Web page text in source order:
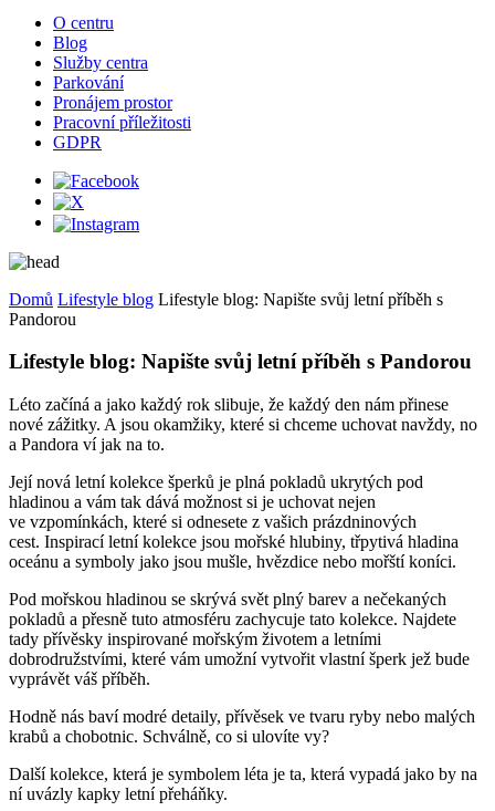
O centru
Blog
Služby centra
Parkování
Pronájem prostor
Pracovní příležitosti
GDPR
Domů Lifestyle blog Lifestyle blog: Napište svůj letní příběh s
Pandorou
Lifestyle blog: Napište svůj letní příběh s Pandorou
Léto začíná a jako každý rok slibuje, že každý den nám přinese
nové zážitky. A jsou okamžiky, které si chceme uchovat navždy, no
a Pandora ví jak na to.
Její nová letní kolekce šperků je plná pokladů ukrytých pod
hladinou a vám tak dává možnost si je uchovat nejen
ve vzpomínkách, které si odnesete z vašich prázdninových
cest. Inspirací letní kolekce jsou mořské hlubiny, třpytivá hladina
oceánu a symboly jako jsou mušle, hvězdice nebo mořští koníci.
Pod mořskou hladinou se skrývá svět plný barev a nečekaných
pokladů a přesně tuto atmosféru zachycuje tato kolekce. Najdete
tady přívěsky inspirované mořským životem a letními
dobrodružstvími, které vám umožní vytvořit vlastní šperk jež bude
vyprávět váš příběh.
Hodně nás baví modré detaily, přívěsek ve tvaru ryby nebo malých
krabů a chobotnic. Schválně, co si ulovíte vy?
Další kolekce, která je symbolem léta je ta, která vypadá jako by na
ní uvázly kapky letní přeháňky.